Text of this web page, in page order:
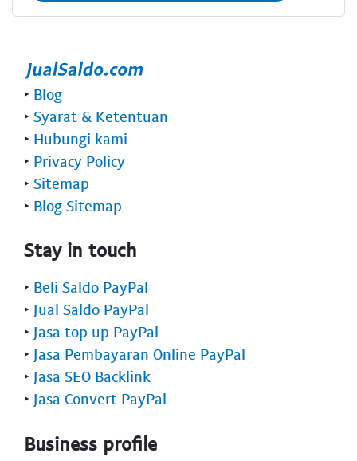
‣ Blog
‣ Syarat & Ketentuan
‣ Hubungi kami
‣ Privacy Policy
‣ Sitemap
‣ Blog Sitemap
Stay in touch
‣ Beli Saldo PayPal
‣ Jual Saldo PayPal
‣ Jasa top up PayPal
‣ Jasa Pembayaran Online PayPal
‣ Jasa SEO Backlink
‣ Jasa Convert PayPal
Business profile